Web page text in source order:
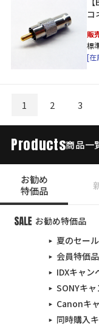
コ
販
標
[在
1 2 3
Products商品一
お勧め
特価品
お勧め特価品
夏のセール
会員特価品
IDXキャン
SONYキ
Canonキ
同時購入